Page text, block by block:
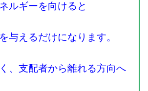
ルギーを向けると
与えるだけになります。
、支配者から離れる方向へ